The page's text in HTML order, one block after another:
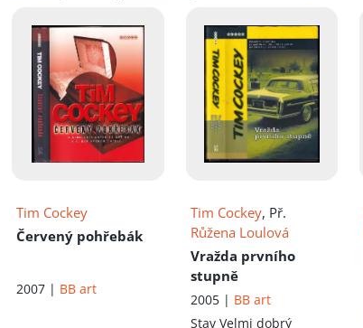
Tim Cockey
Červený pohřebák
2007 | BB art
Tim Cockey, Př.
Růžena Loulová
Vražda prvního
stupně
2005 | BB art
Stav Velmi dobrý